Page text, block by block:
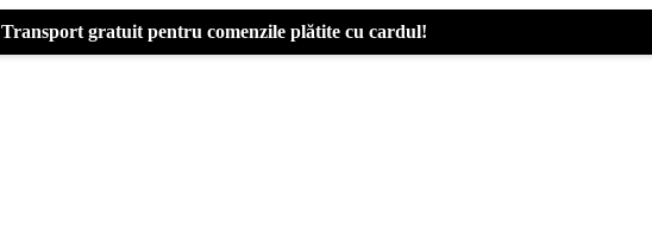
Transport gratuit pentru comenzile plătite cu cardul!